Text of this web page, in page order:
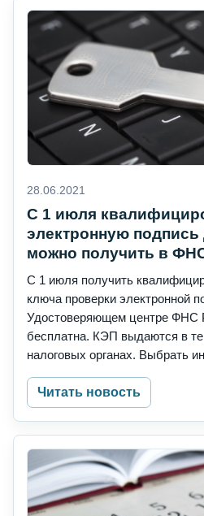
28.06.2021
С 1 июля
электронную
можно получить в
С 1 июля получить
ключа проверки электронной
Удостоверяющем центре ФНС
бесплатна. КЭП выдаются в
налоговых органах. Выбрать
Читать новость